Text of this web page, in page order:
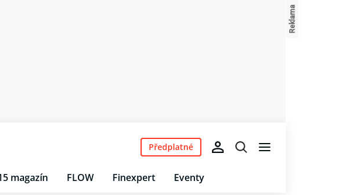
magazín FLOW Finexpert Eventy
Předplatné